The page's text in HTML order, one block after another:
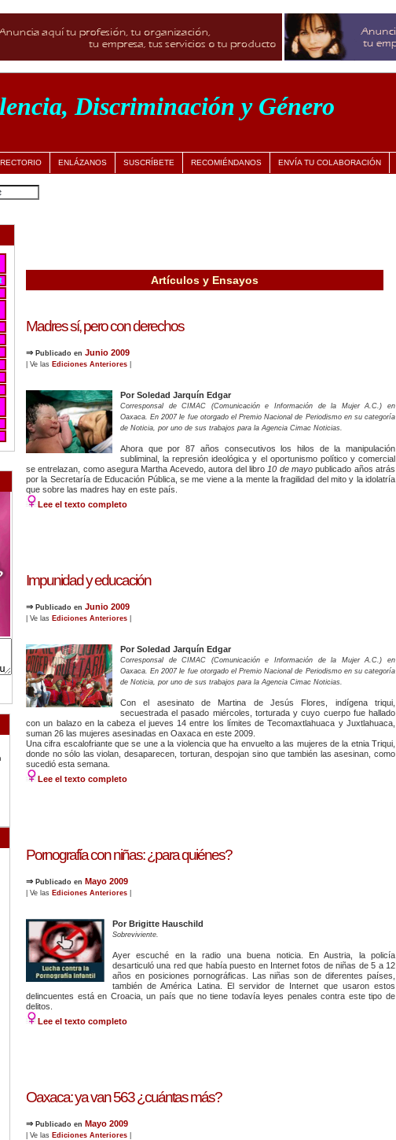
Discriminación y Género
ENLÁZANOS SUSCRÍBETE RECOMIÉNDANOS ENVÍA TU COLABORACIÓN
Artículos y Ensayos
Madres sí, pero con derechos
⇒ Publicado en Junio 2009
| Ve las Ediciones Anteriores
Por Soledad Jarquín Edgar
Corresponsal de CIMAC (Comunicación e Información de la Mujer A.C.) en
Oaxaca. En 2007 le fue otorgado el Premio Nacional de Periodismo en su categoría
de Noticia, por uno de sus trabajos para la Agencia Cimac Noticias.
Ahora que por 87 años consecutivos los hilos de la manipulación
subliminal, la represión ideológica y el oportunismo político y comercial
se entrelazan, como asegura Martha Acevedo, autora del libro 10 de mayopublicado años atrás
por la Secretaría de Educación Pública, se me viene a la mente la fragilidad del mito y la idolatría
que sobre las madres hay en este país.
Lee el texto completo
Impunidad y educación
⇒ Publicado en Junio 2009
| Ve las Ediciones Anteriores
Por Soledad Jarquín Edgar
Corresponsal de CIMAC (Comunicación e Información de la Mujer A.C.) en
Oaxaca. En 2007 le fue otorgado el Premio Nacional de Periodismo en su categoría
de Noticia, por uno de sus trabajos para la Agencia Cimac Noticias.
Con el asesinato de Martina de Jesús Flores, indígena triqui,
secuestrada el pasado miércoles, torturada y cuyo cuerpo fue hallado
con un balazo en la cabeza el jueves 14 entre los límites de Tecomaxtlahuaca y Juxtlahuaca,
suman 26 las mujeres asesinadas en Oaxaca en este 2009.
Una cifra escalofriante que se une a la violencia que ha envuelto a las mujeres de la etnia Triqui,
donde no sólo las violan, desaparecen, torturan, despojan sino que también las asesinan, como
sucedió esta semana.
Lee el texto completo
Pornografía con niñas: ¿para quiénes?
⇒ Publicado en Mayo 2009
| Ve las Ediciones Anteriores
Por Brigitte Hauschild
Sobreviviente.
Ayer escuché en la radio una buena noticia. En Austria, la policía
desarticuló una red que había puesto en Internet fotos de niñas de 5 a 12
años en posiciones pornográficas. Las niñas son de diferentes países,
también de América Latina. El servidor de Internet que usaron estos
delincuentes está en Croacia, un país que no tiene todavía leyes penales contra este tipo de
delitos.
Lee el texto completo
Oaxaca: ya van 563 ¿cuántas más?
⇒ Publicado en Mayo 2009
| Ve las Ediciones Anteriores